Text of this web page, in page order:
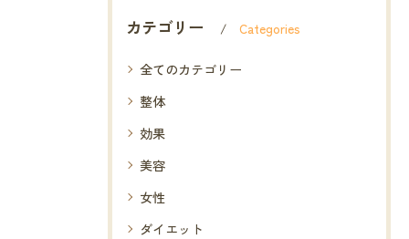
カテゴリー Categories
全てのカテゴリー
整体
効果
美容
女性
ダイエット